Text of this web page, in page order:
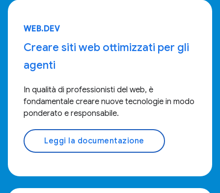
WEB.DEV
Creare siti web ottimizzati per gli
agenti
In qualità di professionisti del web, è
fondamentale creare nuove tecnologie in modo
ponderato e responsabile.
Leggi la documentazione